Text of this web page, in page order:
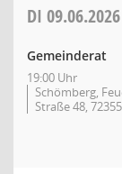
DI 09.06.2026
Gemeinderat
19:00 Uhr
Schömberg,
Straße 48,